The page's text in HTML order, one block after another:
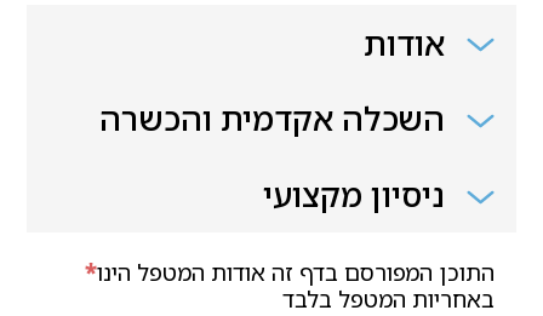
אודות
השכלה אקדמית והכשרה
ניסיון מקצועי
*התוכן המפורסם בדף זה אודות המטפל הינו
באחריות המטפל בלבד